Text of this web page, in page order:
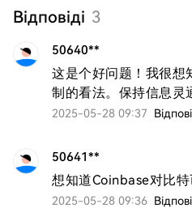
Відповіді 3
50640**
这是个好问题！我很想
制的看法。保持信息灵
2025-05-28 09:37
50641**
想知道Coinbase对比
2025-05-28 09:36